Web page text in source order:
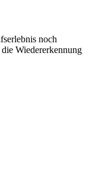
noch
Wiedererkennung